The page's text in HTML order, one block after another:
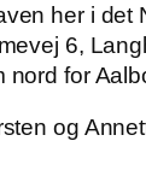
her i det
6,
nord for
og